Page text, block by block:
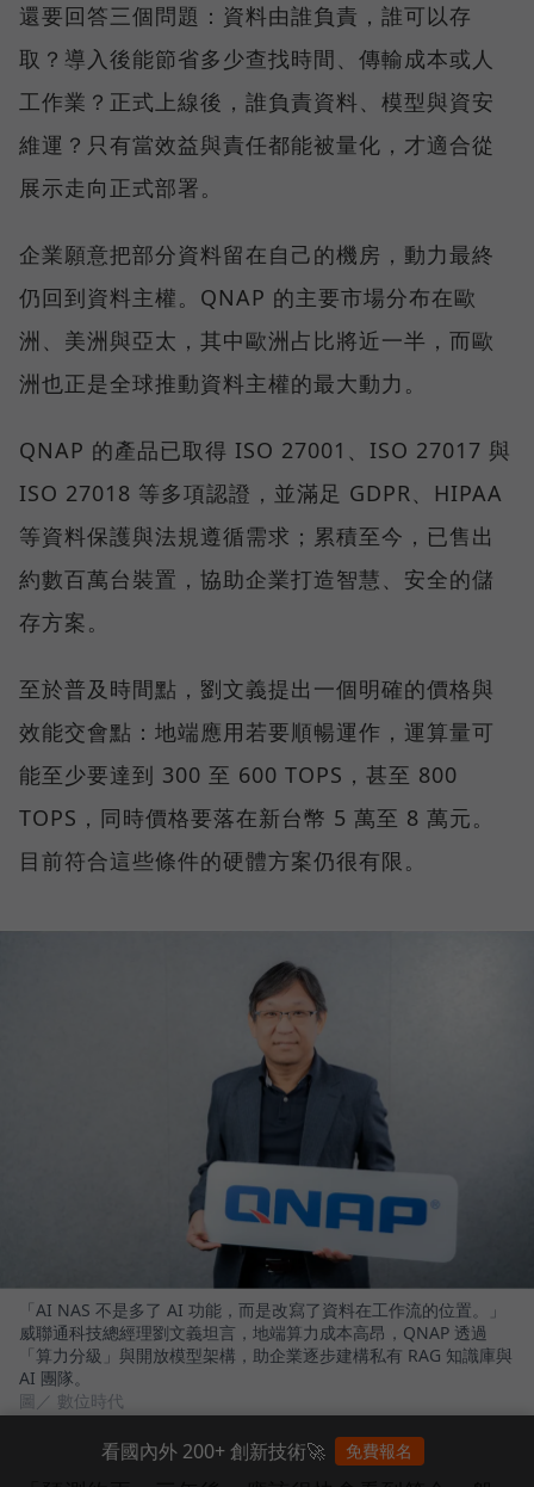
還要回答三個問題：資料由誰負責，誰可以存
取？導入後能節省多少查找時間、傳輸成本或人
工作業？正式上線後，誰負責資料、模型與資安
維運？只有當效益與責任都能被量化，才適合從
展示走向正式部署。
企業願意把部分資料留在自己的機房，動力最終
仍回到資料主權。QNAP 的主要市場分布在歐
洲、美洲與亞太，其中歐洲占比將近一半，而歐
洲也正是全球推動資料主權的最大動力。
QNAP 的產品已取得 ISO 27001、ISO 27017 與
ISO 27018 等多項認證，並滿足 GDPR、HIPAA
等資料保護與法規遵循需求；累積至今，已售出
約數百萬台裝置，協助企業打造智慧、安全的儲
存方案。
至於普及時間點，劉文義提出一個明確的價格與
效能交會點：地端應用若要順暢運作，運算量可
能至少要達到 300 至 600 TOPS，甚至 800
TOPS，同時價格要落在新台幣 5 萬至 8 萬元。
目前符合這些條件的硬體方案仍很有限。
「AI NAS 不是多了 AI 功能，而是改寫了資料在工作流的位置。」
威聯通科技總經理劉文義坦言，地端算力成本高昂，QNAP 透過
「算力分級」與開放模型架構，助企業逐步建構私有 RAG 知識庫與
AI 團隊。
圖／ 數位時代
看國內外 200+ 創新技術🚀 免費報名